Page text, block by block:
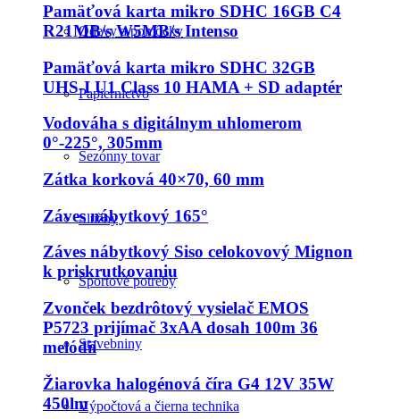
Odevy a pomôcky
Papiernictvo
Sezónny tovar
Služby
Športové potreby
Stavebniny
Výpočtová a čierna technika
Pamäťová karta mikro SDHC 16GB C4
R21MB/s W5MB/s Intenso
Pamäťová karta mikro SDHC 32GB
UHS-I U1 Class 10 HAMA + SD adaptér
Vodováha s digitálnym uhlomerom
0°-225°, 305mm
Zátka korková 40×70, 60 mm
Záves nábytkový 165°
Záves nábytkový Siso celokovový Mignon
k priskrutkovaniu
Zvonček bezdrôtový vysielač EMOS
P5723 prijímač 3xAA dosah 100m 36
melódií
Žiarovka halogénová číra G4 12V 35W
450lm